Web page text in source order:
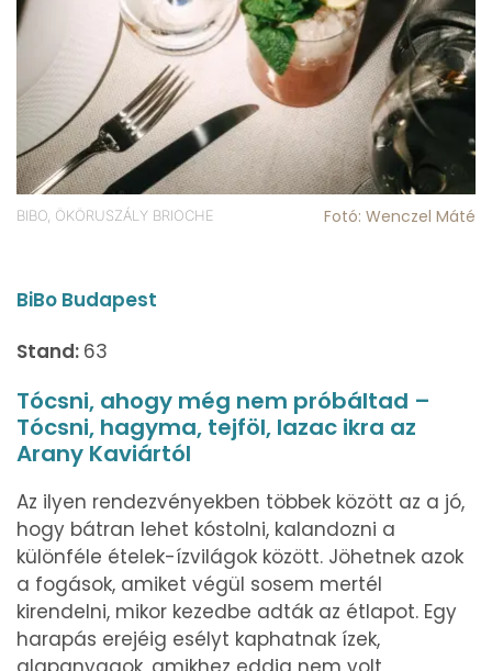
BIBO, ÖKÖRUSZÁLY BRIOCHE Fotó: Wenczel Máté
BiBo Budapest
Stand: 63
Tócsni, ahogy még nem próbáltad –
Tócsni, hagyma, tejföl, lazac ikra az
Arany Kaviártól
Az ilyen rendezvényekben többek között az a jó,
hogy bátran lehet kóstolni, kalandozni a
különféle ételek-ízvilágok között. Jöhetnek azok
a fogások, amiket végül sosem mertél
kirendelni, mikor kezedbe adták az étlapot. Egy
harapás erejéig esélyt kaphatnak ízek,